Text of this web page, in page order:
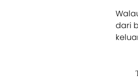
dari